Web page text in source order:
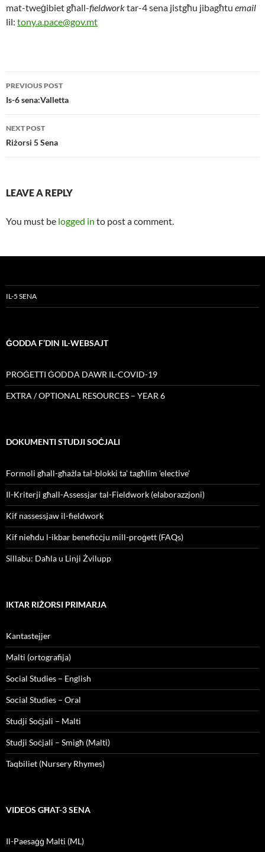
mat-tweġibiet għall-fieldworktar-4 sena jistgħu jibagħtu email
lil: tony.a.pace@gov.mt
Post
navigation
PREVIOUS POST
Is-6 sena:Valletta
NEXT POST
Riżorsi 5 Sena
LEAVE A REPLY
You must be logged in to post a comment.
IL-5 SENA
ĠODDA F’DIN IL-WEBSAJT
PROĠETTI ĠODDA DAWR IL-COVID-19
EXTRA / OPTIONAL RESOURCES – YEAR 6
DOKUMENTI STUDJI SOĊJALI
Formoli għall-għażla tal-blokki ta' tagħlim 'elective'
Il-Kriterji għall-Assessjar tal-Fieldwork (elaborazzjoni)
Kif nassessjaw il-fieldwork
Kif nieħdu l-ikbar benefiċċju mill-proġett (FAQs)
Sillabu: Daħla u Linji Żvilupp
IKTAR RIŻORSI PRIMARJA
Kantastejjer
Malti (ortografija)
Social Studies – English
Social Studies – Oral
Studji Soċjali – Malti
Studji Soċjali – Smigħ (Malti)
Taqbiliet (Nursery Rhymes)
VIDEOS GĦAT-3 SENA
Il-Paesaġġ Malti (ML)